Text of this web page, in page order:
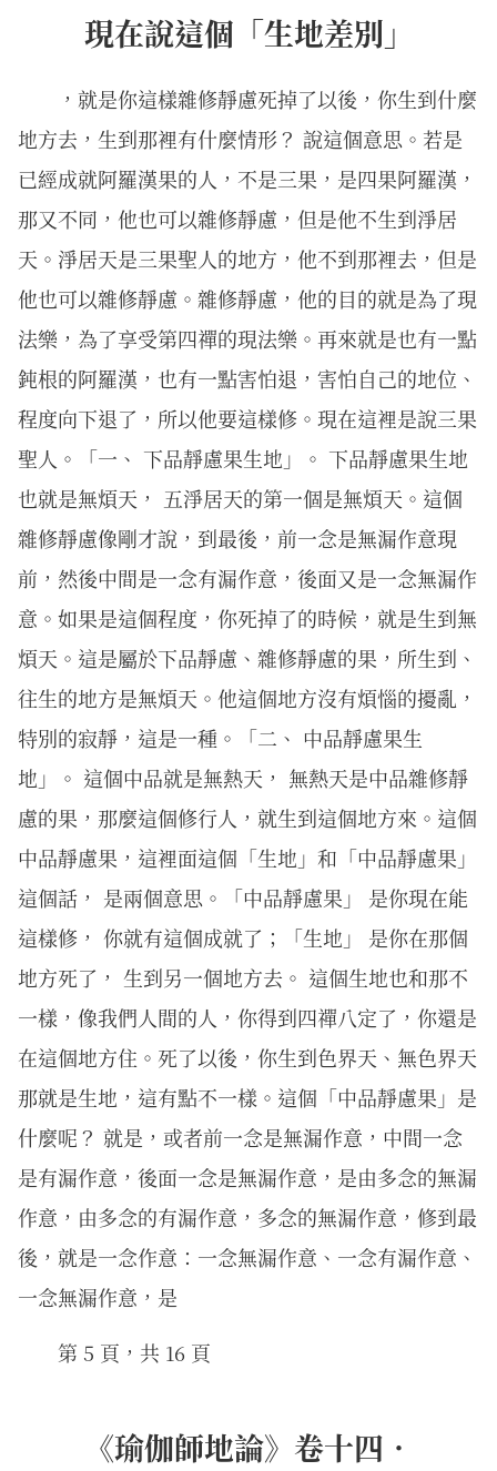
現在說這個「生地差別」
，就是你這樣雜修靜慮死掉了以後，你生到什麼
地方去，生到那裡有什麼情形？ 說這個意思。若是
已經成就阿羅漢果的人，不是三果，是四果阿羅漢，
那又不同，他也可以雜修靜慮，但是他不生到淨居
天。淨居天是三果聖人的地方，他不到那裡去，但是
他也可以雜修靜慮。雜修靜慮，他的目的就是為了現
法樂，為了享受第四禪的現法樂。再來就是也有一點
鈍根的阿羅漢，也有一點害怕退，害怕自己的地位、
程度向下退了，所以他要這樣修。現在這裡是說三果
聖人。「一、 下品靜慮果生地」。 下品靜慮果生地
也就是無煩天， 五淨居天的第一個是無煩天。這個
雜修靜慮像剛才說，到最後，前一念是無漏作意現
前，然後中間是一念有漏作意，後面又是一念無漏作
意。如果是這個程度，你死掉了的時候，就是生到無
煩天。這是屬於下品靜慮、雜修靜慮的果，所生到、
往生的地方是無煩天。他這個地方沒有煩惱的擾亂，
特別的寂靜，這是一種。「二、 中品靜慮果生
地」。 這個中品就是無熱天， 無熱天是中品雜修靜
慮的果，那麼這個修行人，就生到這個地方來。這個
中品靜慮果，這裡面這個「生地」和「中品靜慮果」
這個話， 是兩個意思。「中品靜慮果」 是你現在能
這樣修， 你就有這個成就了；「生地」 是你在那個
地方死了， 生到另一個地方去。 這個生地也和那不
一樣，像我們人間的人，你得到四禪八定了，你還是
在這個地方住。死了以後，你生到色界天、無色界天
那就是生地，這有點不一樣。這個「中品靜慮果」是
什麼呢？ 就是，或者前一念是無漏作意，中間一念
是有漏作意，後面一念是無漏作意，是由多念的無漏
作意，由多念的有漏作意，多念的無漏作意，修到最
後，就是一念作意：一念無漏作意、一念有漏作意、
一念無漏作意，是
第 5 頁，共 16 頁
《瑜伽師地論》卷十四．